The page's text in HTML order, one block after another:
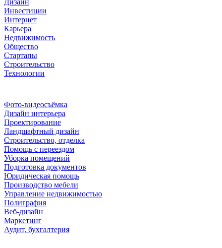
Инвестиции
Интернет
Карьера
Недвижимость
Общество
Стартапы
Строительство
Технологии
Фото-видеосъёмка
Дизайн интерьера
Проектирование
Ландшафтный дизайн
Строительство, отделка
Помощь с переездом
Уборка помещений
Подготовка документов
Юридическая помощь
Производство мебели
Управление недвижимостью
Полиграфия
Веб-дизайн
Маркетинг
Аудит, бухгалтерия